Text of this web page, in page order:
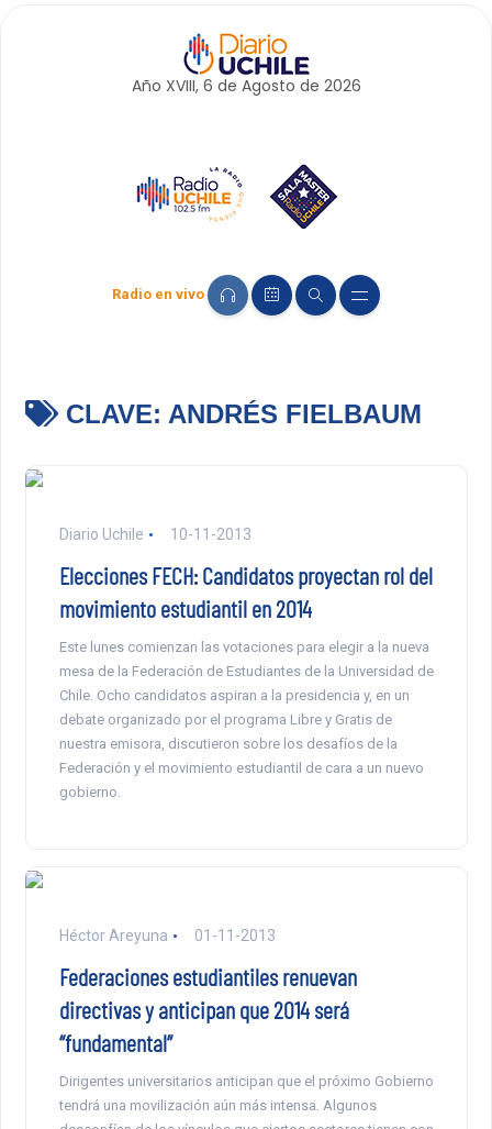
Año XVIII, 6 de Agosto de 2026
Radio en vivo
CLAVE: ANDRÉS FIELBAUM
Diario Uchile 10-11-2013
Elecciones FECH: Candidatos proyectan rol del
movimiento estudiantil en 2014
Este lunes comienzan las votaciones para elegir a la nueva
mesa de la Federación de Estudiantes de la Universidad de
Chile. Ocho candidatos aspiran a la presidencia y, en un
debate organizado por el programa Libre y Gratis de
nuestra emisora, discutieron sobre los desafíos de la
Federación y el movimiento estudiantil de cara a un nuevo
gobierno.
Héctor Areyuna 01-11-2013
Federaciones estudiantiles renuevan
directivas y anticipan que 2014 será
“fundamental”
Dirigentes universitarios anticipan que el próximo Gobierno
tendrá una movilización aún más intensa. Algunos